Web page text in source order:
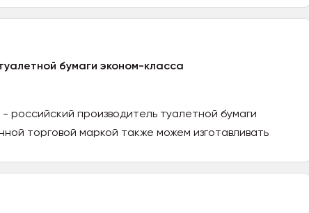
бумаги эконом-класса
российский производитель туалетной бумаги
торговой маркой также можем изготавливать